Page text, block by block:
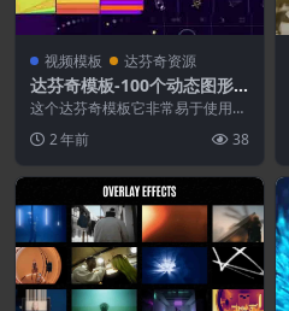
视频模板 达芬奇资源
达芬奇模板-100个动态图形
元素动画 Shape Elements
Pack
这个达芬奇模板它非常易于使用，
频、介绍、剪辑、故事...
2 年前 38